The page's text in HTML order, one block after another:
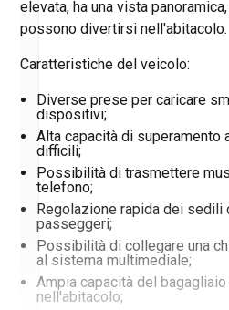
elevata, ha una vista
possono divertirsi nell'abitacolo.
Caratteristiche del veicolo:
Diverse prese per caricare
dispositivi;
Alta capacità di superamento
difficili;
Possibilità di trasmettere
telefono;
Regolazione rapida dei sedili
passeggeri;
Possibilità di collegare una
al sistema multimediale;
Ampia capacità del
nell'abitacolo;